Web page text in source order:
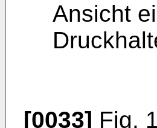
Ansicht
[0033] Fig.